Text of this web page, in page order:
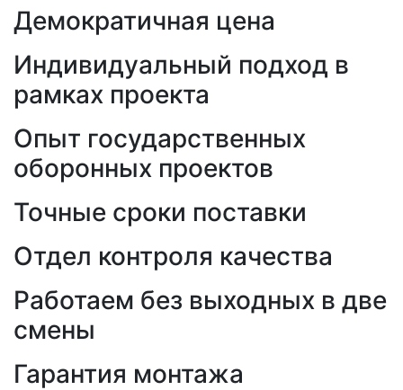
Демократичная цена
Индивидуальный подход в
рамках проекта
Опыт государственных
оборонных проектов
Точные сроки поставки
Отдел контроля качества
Работаем без выходных в две
смены
Гарантия монтажа